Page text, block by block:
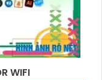
WIFI